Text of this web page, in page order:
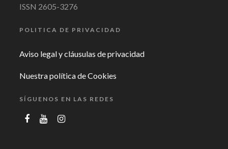
ISSN 2605-3276
POLITICA DE PRIVACIDAD
Aviso legal y cláusulas de privacidad
Nuestra política de Cookies
SÍGUENOS EN LAS REDES